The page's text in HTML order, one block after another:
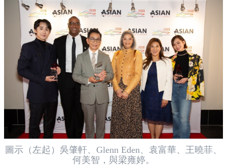
圖示（左起）吳肇軒、Glenn Eden、袁富華、王曉菲、
何美智，與梁雍婷。